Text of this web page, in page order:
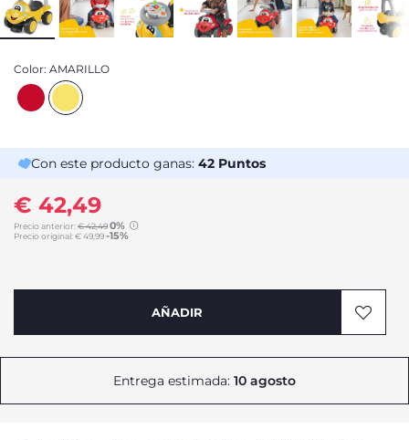
Color: AMARILLO
Con este producto ganas: 42 Puntos
Precio original:€ 49,99-15%
Precio anterior:€ 42,490%
€ 42,49
AÑADIR
Entrega estimada: 10 agosto